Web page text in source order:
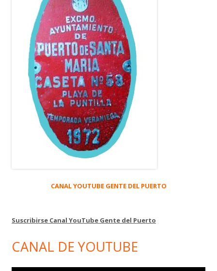
CANAL YOUTUBE GENTE DEL PUERTO
Suscribirse Canal YouTube Gente del Puerto
CANAL DE YOUTUBE